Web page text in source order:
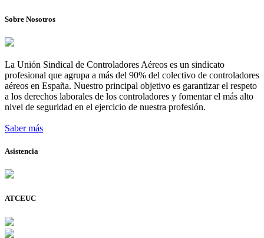
Sobre Nosotros
La Unión Sindical de Controladores Aéreos es un sindicato
profesional que agrupa a más del 90% del colectivo de controladores
aéreos en España. Nuestro principal objetivo es garantizar el respeto
a los derechos laborales de los controladores y fomentar el más alto
nivel de seguridad en el ejercicio de nuestra profesión.
Saber más
Asistencia
ATCEUC